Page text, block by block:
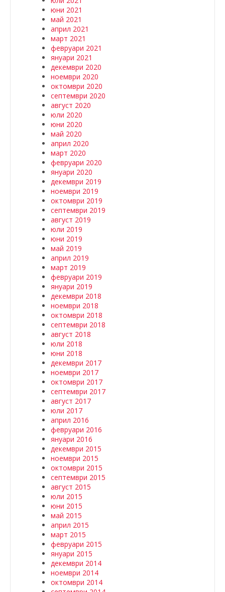
юни 2021
май 2021
април 2021
март 2021
февруари 2021
януари 2021
декември 2020
ноември 2020
октомври 2020
септември 2020
август 2020
юли 2020
юни 2020
май 2020
април 2020
март 2020
февруари 2020
януари 2020
декември 2019
ноември 2019
октомври 2019
септември 2019
август 2019
юли 2019
юни 2019
май 2019
април 2019
март 2019
февруари 2019
януари 2019
декември 2018
ноември 2018
октомври 2018
септември 2018
август 2018
юли 2018
юни 2018
декември 2017
ноември 2017
октомври 2017
септември 2017
август 2017
юли 2017
април 2016
февруари 2016
януари 2016
декември 2015
ноември 2015
октомври 2015
септември 2015
август 2015
юли 2015
юни 2015
май 2015
април 2015
март 2015
февруари 2015
януари 2015
декември 2014
ноември 2014
октомври 2014